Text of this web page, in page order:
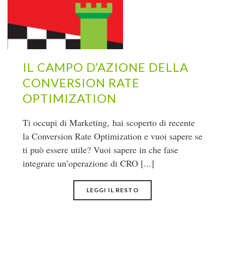
IL CAMPO D’AZIONE DELLA
CONVERSION RATE
OPTIMIZATION
Ti occupi di Marketing, hai scoperto di recente
la Conversion Rate Optimization e vuoi sapere se
ti può essere utile? Vuoi sapere in che fase
integrare un’operazione di CRO [...]
LEGGI IL RESTO